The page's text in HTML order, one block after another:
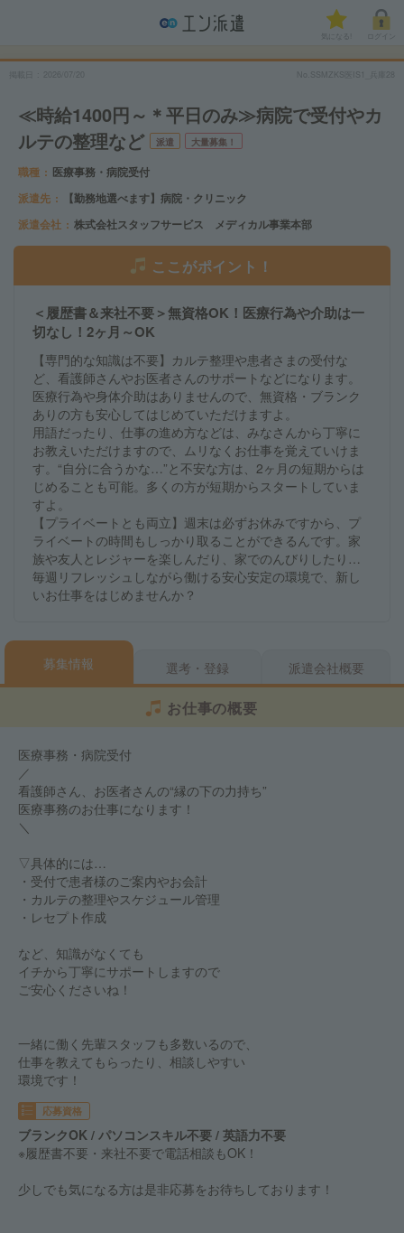
気になる!
No.SSMZKS医IS1_兵庫28
≪時給1400円～＊平日のみ≫病院で受付やカ
ルテの整理など
派遣 大量募集！
職種
医療事務・病院受付
派遣先
【勤務地選べます】病院・クリニック
派遣会社
株式会社スタッフサービス メディカル事業本部
ここがポイント！
＜履歴書＆来社不要＞無資格OK！医療行為や介助は一
切なし！2ヶ月～OK
【専門的な知識は不要】カルテ整理や患者さまの受付な
ど、看護師さんやお医者さんのサポートなどになります。
医療行為や身体介助はありませんので、無資格・ブランク
ありの方も安心してはじめていただけますよ。
用語だったり、仕事の進め方などは、みなさんから丁寧に
お教えいただけますので、ムリなくお仕事を覚えていけま
す。“自分に合うかな…”と不安な方は、2ヶ月の短期からは
じめることも可能。多くの方が短期からスタートしていま
すよ。
【プライベートとも両立】週末は必ずお休みですから、プ
ライベートの時間もしっかり取ることができるんです。家
族や友人とレジャーを楽しんだり、家でのんびりしたり…
毎週リフレッシュしながら働ける安心安定の環境で、新し
いお仕事をはじめませんか？
募集情報 選考・登録 派遣会社概要
お仕事の概要
医療事務・病院受付
／
看護師さん、お医者さんの“縁の下の力持ち”
医療事務のお仕事になります！
＼
▽具体的には…
・受付で患者様のご案内やお会計
・カルテの整理やスケジュール管理
・レセプト作成
など、知識がなくても
イチから丁寧にサポートしますので
ご安心くださいね！
一緒に働く先輩スタッフも多数いるので、
仕事を教えてもらったり、相談しやすい
環境です！
応募資格
ブランクOK / パソコンスキル不要 / 英語力不要
※履歴書不要・来社不要で電話相談もOK！
少しでも気になる方は是非応募をお待ちしております！